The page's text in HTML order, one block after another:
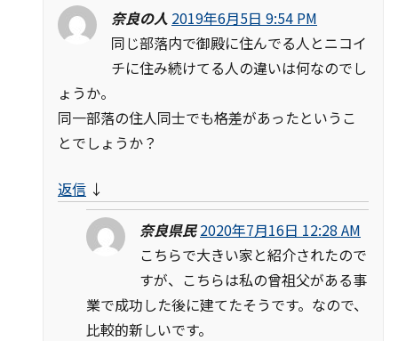
奈良の人 2019年6月5日 9:54 PM
同じ部落内で御殿に住んでる人とニコイ
チに住み続けてる人の違いは何なのでし
ょうか。
同一部落の住人同士でも格差があったというこ
とでしょうか？
返信 ↓
奈良県民 2020年7月16日 12:28 AM
こちらで大きい家と紹介されたので
すが、こちらは私の曾祖父がある事
業で成功した後に建てたそうです。なので、
比較的新しいです。